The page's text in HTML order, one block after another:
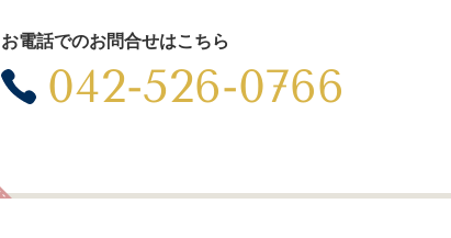
お電話でのお問合せはこちら
042-526-0766